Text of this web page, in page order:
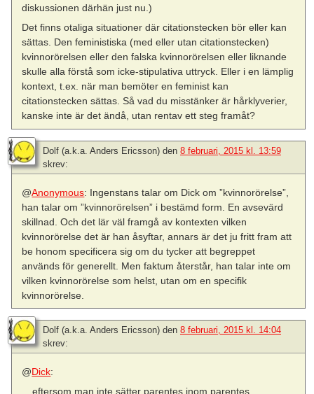
diskussionen därhän just nu.)
Det finns otaliga situationer där citationstecken bör eller kan
sättas. Den feministiska (med eller utan citationstecken)
kvinnorörelsen eller den falska kvinnorörelsen eller liknande
skulle alla förstå som icke-stipulativa uttryck. Eller i en lämplig
kontext, t.ex. när man bemöter en feminist kan
citationstecken sättas. Så vad du misstänker är hårklyverier,
kanske inte är det ändå, utan rentav ett steg framåt?
Dolf (a.k.a. Anders Ericsson) den 8 februari, 2015 kl. 13:59
skrev:
@Anonymous: Ingenstans talar om Dick om ”kvinnorörelse”,
han talar om ”kvinnorörelsen” i bestämd form. En avsevärd
skillnad. Och det lär väl framgå av kontexten vilken
kvinnorörelse det är han åsyftar, annars är det ju fritt fram att
be honom specificera sig om du tycker att begreppet
används för generellt. Men faktum återstår, han talar inte om
vilken kvinnorörelse som helst, utan om en specifik
kvinnorörelse.
Dolf (a.k.a. Anders Ericsson) den 8 februari, 2015 kl. 14:04
skrev:
@Dick:
eftersom man inte sätter parentes inom parentes